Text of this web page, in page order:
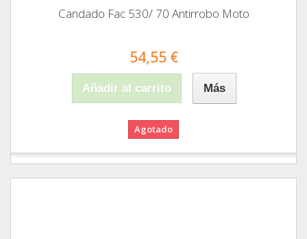
Candado Fac 530/ 70 Antirrobo Moto
54,55 €
Añadir al carrito Más
Agotado